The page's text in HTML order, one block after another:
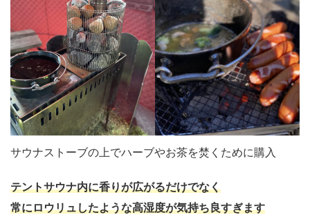
サウナストーブの上でハーブやお茶を焚くために購入
テントサウナ内に香りが広がるだけでなく
常にロウリュしたような高湿度が気持ち良すぎます